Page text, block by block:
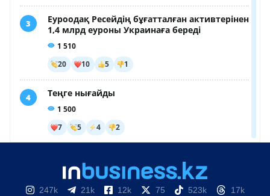
247k 21k 12k 75 523k 17k